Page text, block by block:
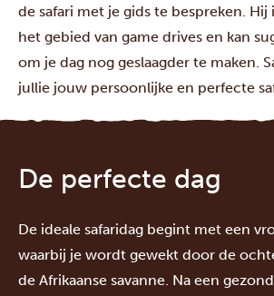
de safari met je gids te bespreken. Hij
het gebied van game drives en kan
om je dag nog geslaagder te maken.
jullie jouw persoonlijke en perfecte
De perfecte dag
De ideale safaridag begint met een
waarbij je wordt gewekt door de
de Afrikaanse savanne. Na een